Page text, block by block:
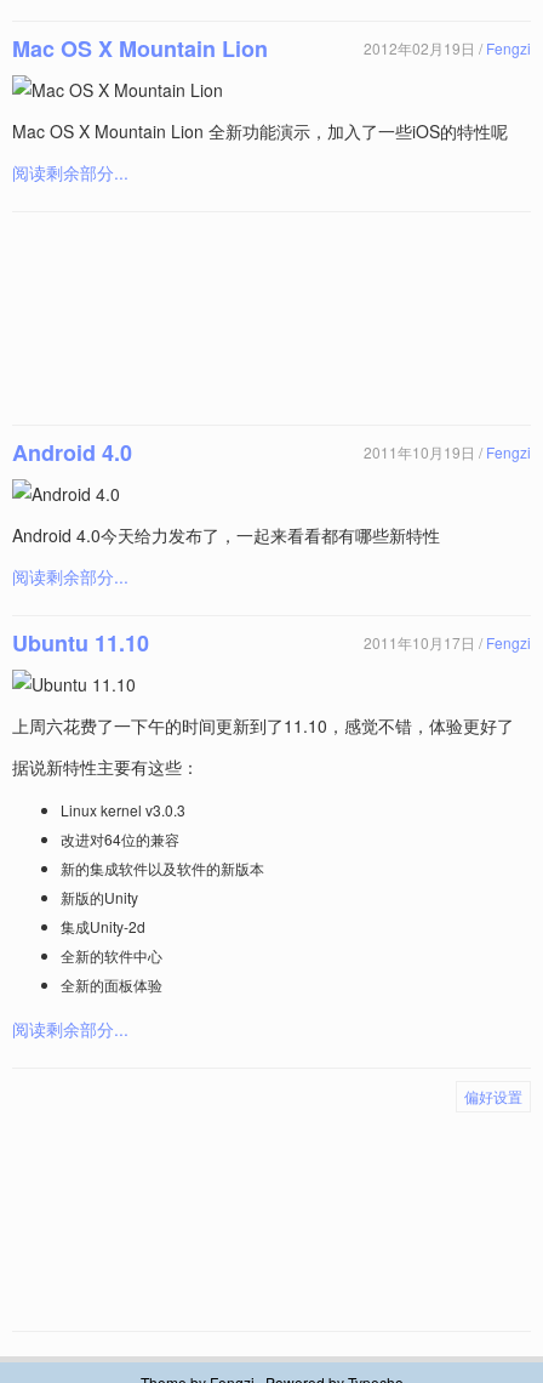
Mac OS X Mountain Lion 2012年02月19日 / Fengzi
Mac OS X Mountain Lion 全新功能演示，加入了一些iOS的特性呢
阅读剩余部分...
Android 4.0 2011年10月19日 / Fengzi
Android 4.0今天给力发布了，一起来看看都有哪些新特性
阅读剩余部分...
Ubuntu 11.10 2011年10月17日 / Fengzi
上周六花费了一下午的时间更新到了11.10，感觉不错，体验更好了
据说新特性主要有这些：
Linux kernel v3.0.3
改进对64位的兼容
新的集成软件以及软件的新版本
新版的Unity
集成Unity-2d
全新的软件中心
全新的面板体验
阅读剩余部分...
偏好设置